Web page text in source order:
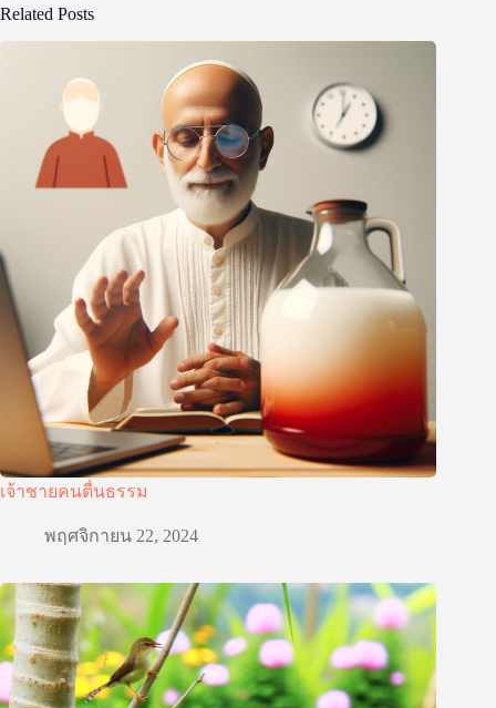
Related Posts
เจ้าชายคนตื่นธรรม
พฤศจิกายน 22, 2024